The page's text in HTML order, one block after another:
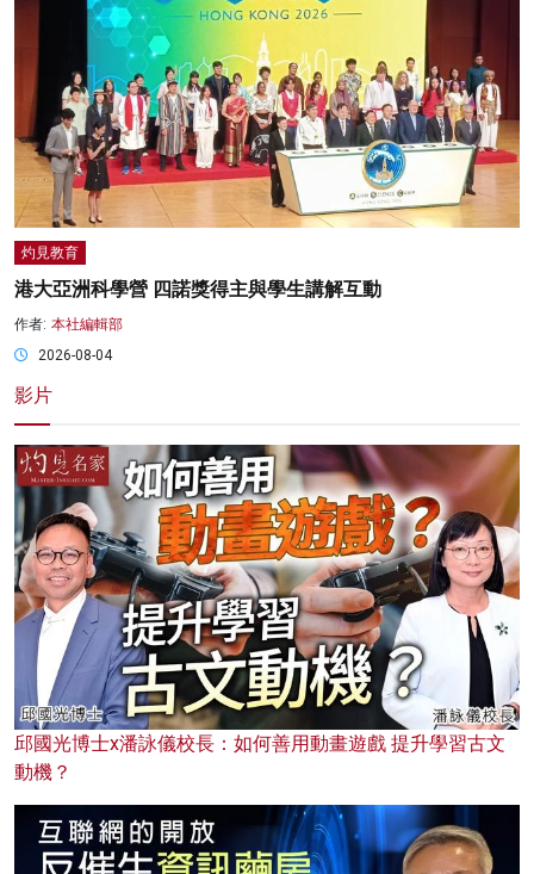
灼見教育
港大亞洲科學營 四諾獎得主與學生講解互動
作者: 本社編輯部
2026-08-04
影片
邱國光博士x潘詠儀校長：如何善用動畫遊戲 提升學習古文
動機？